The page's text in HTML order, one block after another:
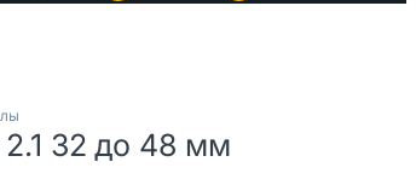
32 до 48 мм